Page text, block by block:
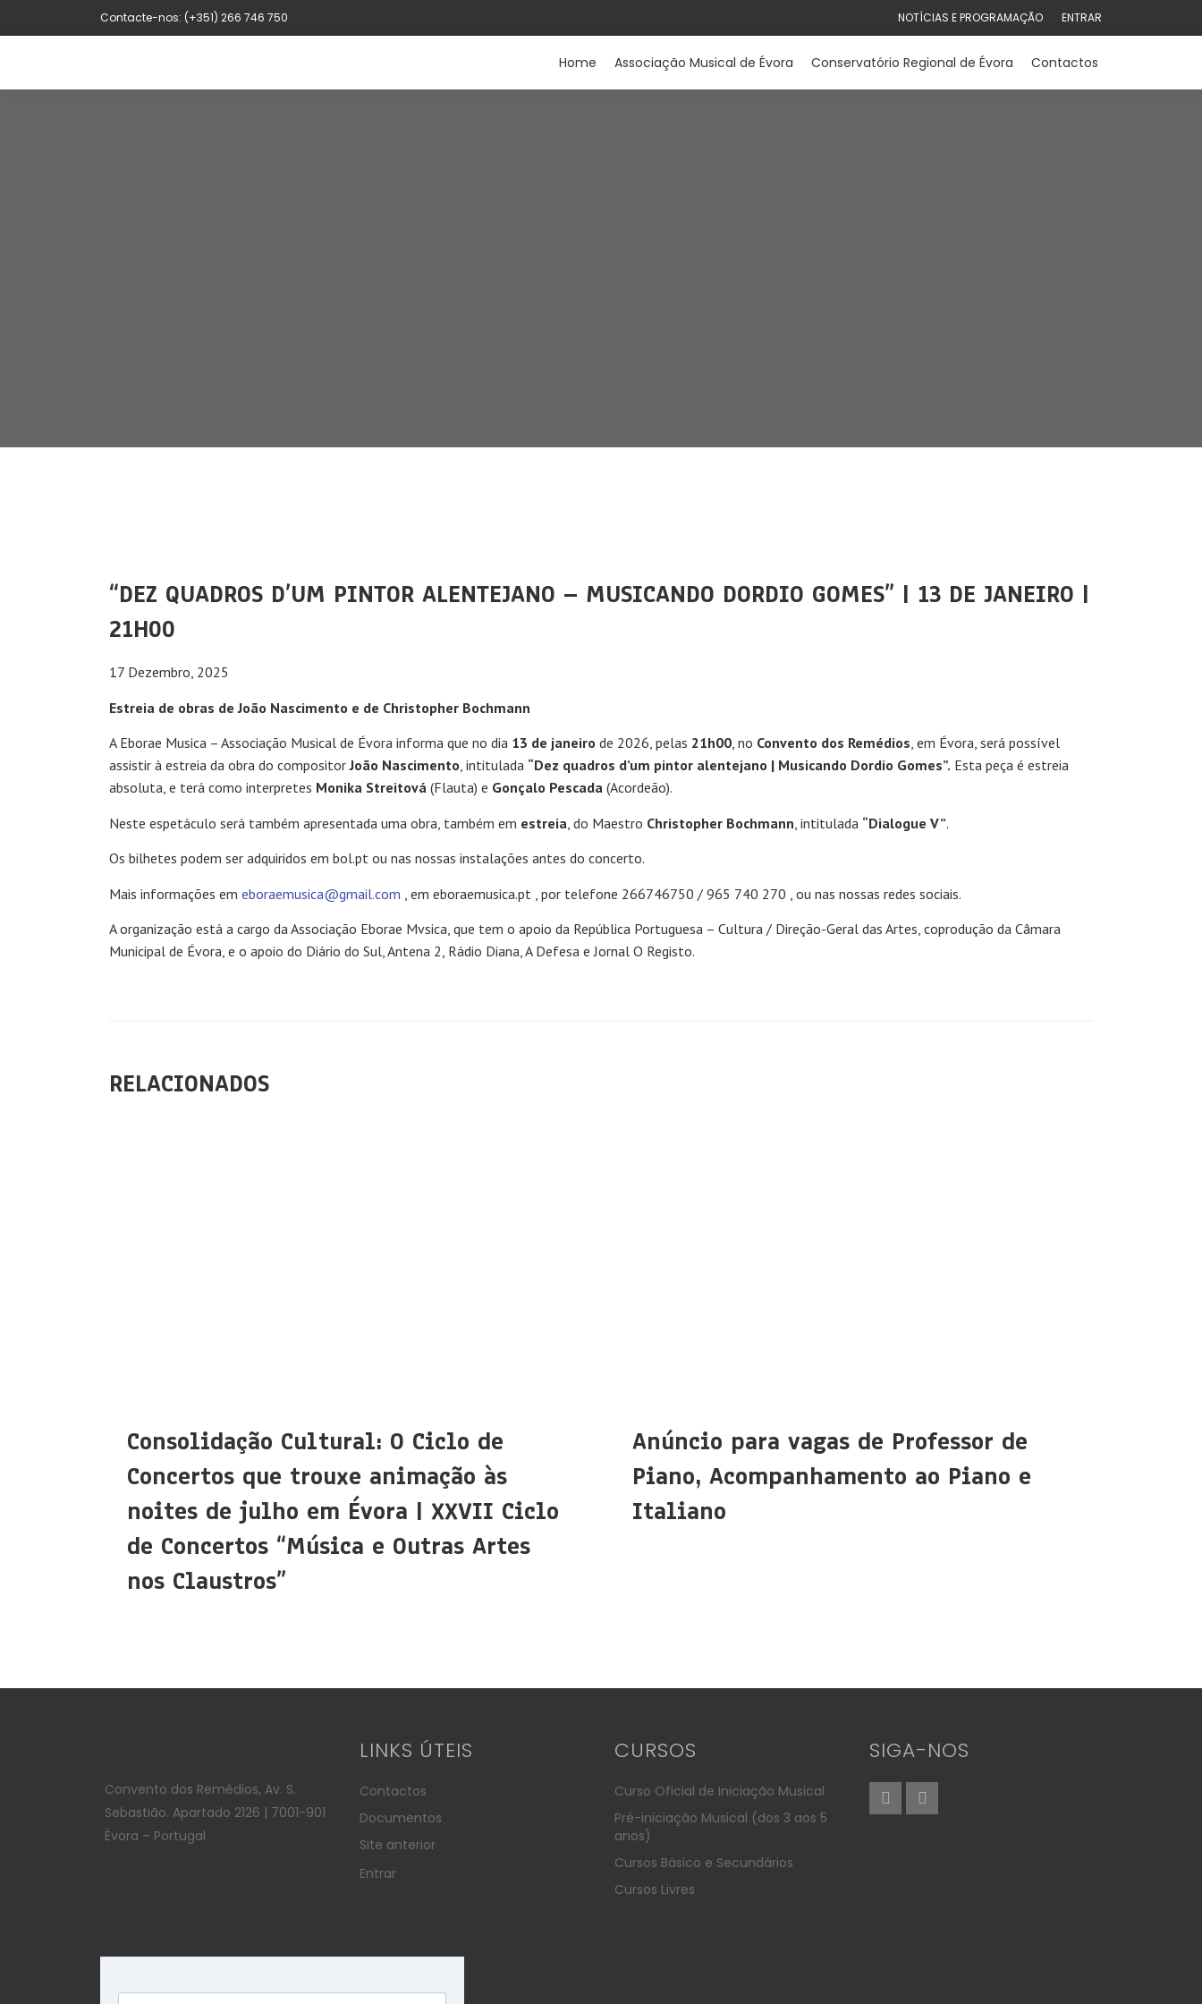
Contacte-nos: (+351) 266 746 750 NOTÍCIAS E PROGRAMAÇÃO ENTRAR
Home Associação Musical de Évora Conservatório Regional de Évora Contactos
“DEZ QUADROS D’UM PINTOR ALENTEJANO – MUSICANDO DORDIO GOMES” | 13 DE JANEIRO |
21H00
17 Dezembro, 2025
Estreia de obras de João Nascimento e de Christopher Bochmann
A Eborae Musica – Associação Musical de Évora informa que no dia 13 de janeiro de 2026, pelas 21h00, no Convento dos Remédios, em Évora, será possível
assistir à estreia da obra do compositorJoão Nascimento, intitulada “Dez quadros d’um pintor alentejano | Musicando Dordio Gomes”. Esta peça é estreia
absoluta, e terá como interpretes Monika Streitová (Flauta) e Gonçalo Pescada (Acordeão).
Neste espetáculo será também apresentada uma obra, também em estreia , do Maestro Christopher Bochmann , intitulada “Dialogue V”.
Os bilhetes podem ser adquiridos em bol.pt ou nas nossas instalações antes do concerto.
Mais informações em eboraemusica@gmail.com , em eboraemusica.pt , por telefone 266746750 / 965 740 270 , ou nas nossas redes sociais.
A organização está a cargo da Associação Eborae Mvsica, que tem o apoio da República Portuguesa – Cultura / Direção-Geral das Artes, coprodução da Câmara
Municipal de Évora, e o apoio do Diário do Sul, Antena 2, Rádio Diana, A Defesa e Jornal O Registo.
RELACIONADOS
Consolidação Cultural: O Ciclo de
Concertos que trouxe animação às
noites de julho em Évora | XXVII Ciclo
de Concertos “Música e Outras Artes
nos Claustros”
Anúncio para vagas de Professor de
Piano, Acompanhamento ao Piano e
Italiano
Convento dos Remédios, Av. S.
Sebastião. Apartado 2126 | 7001-901
Évora – Portugal
LINKS ÚTEIS
Contactos
Documentos
Site anterior
Entrar
CURSOS
Curso Oficial de Iniciação Musical
Pré-iniciação Musical (dos 3 aos 5
anos)
Cursos Básico e Secundários
Cursos Livres
SIGA-NOS